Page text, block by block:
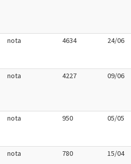
nota 4634 24/06
nota 4227 09/06
nota 950 05/05
nota 780 15/04